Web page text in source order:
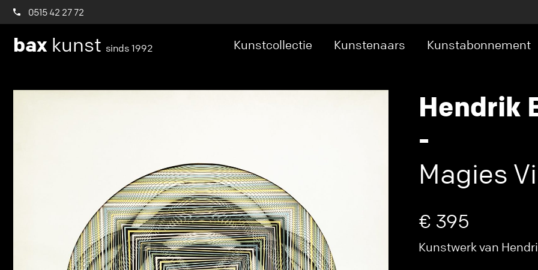
0515 42 27 72
bax kunst sinds 1992 Kunstcollectie Kunstenaars Kunstabonnement
Hendrik
-
Magies
€ 395
Kunstwerk van